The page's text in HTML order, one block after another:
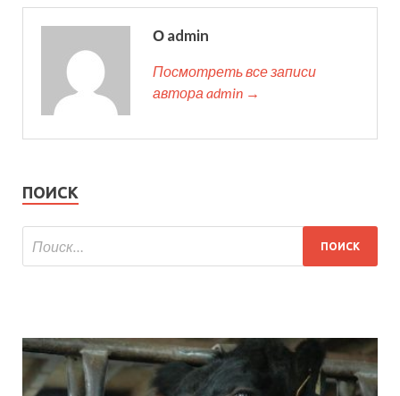
О admin
Посмотреть все записи
автора admin →
ПОИСК